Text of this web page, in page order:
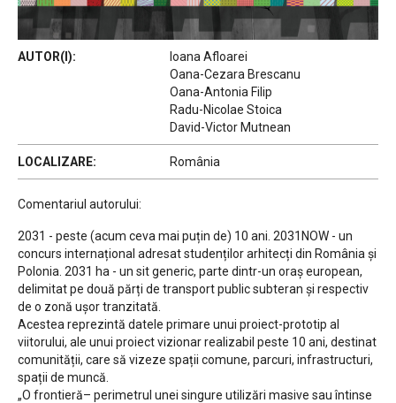
AUTOR(I):
Ioana Afloarei
Oana-Cezara Brescanu
Oana-Antonia Filip
Radu-Nicolae Stoica
David-Victor Mutnean
LOCALIZARE: România
Comentariul autorului:
2031 - peste (acum ceva mai puțin de) 10 ani. 2031NOW - un
concurs internațional adresat studenților arhitecți din România și
Polonia. 2031 ha - un sit generic, parte dintr-un oraș european,
delimitat pe două părți de transport public subteran și respectiv
de o zonă ușor tranzitată.
Acestea reprezintă datele primare unui proiect-prototip al
viitorului, ale unui proiect vizionar realizabil peste 10 ani, destinat
comunității, care să vizeze spații comune, parcuri, infrastructuri,
spații de muncă.
„O frontieră– perimetrul unei singure utilizări masive sau întinse